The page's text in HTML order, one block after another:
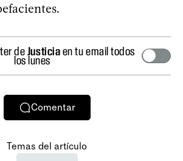
deJusticiaen tu email todos
los lunes
Comentar
Temas del artículo